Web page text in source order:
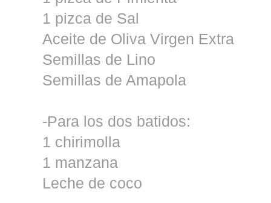
1 pizca de Sal
Aceite de Oliva Virgen Extra
Semillas de Lino
Semillas de Amapola
-Para los dos batidos:
1 chirimolla
1 manzana
Leche de coco